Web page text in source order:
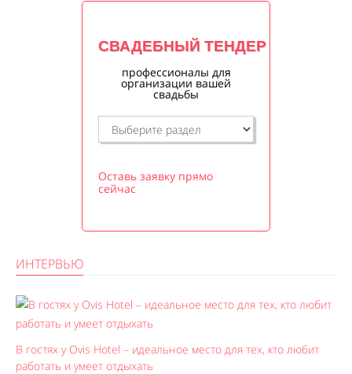
СВАДЕБНЫЙ ТЕНДЕР
профессионалы для
организации вашей
свадьбы
Оставь заявку прямо
сейчас
ИНТЕРВЬЮ
В гостях у Ovis Hotel – идеальное место для тех, кто любит
работать и умеет отдыхать